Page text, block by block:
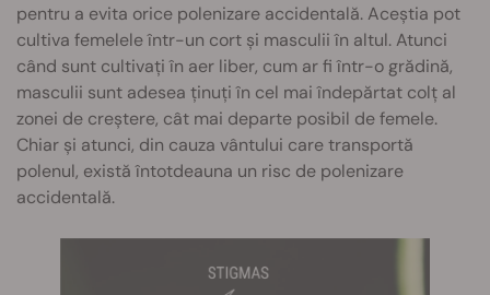
pentru a evita orice polenizare accidentală. Aceștia pot
cultiva femelele într-un cort și masculii în altul. Atunci
când sunt cultivați în aer liber, cum ar fi într-o grădină,
masculii sunt adesea ținuți în cel mai îndepărtat colț al
zonei de creștere, cât mai departe posibil de femele.
Chiar și atunci, din cauza vântului care transportă
polenul, există întotdeauna un risc de polenizare
accidentală.